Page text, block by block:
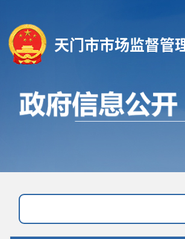
天门市市场监督管